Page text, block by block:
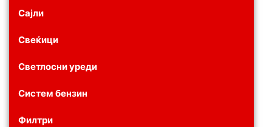
Сајли
Свеќици
Светлосни уреди
Систем бензин
Филтри